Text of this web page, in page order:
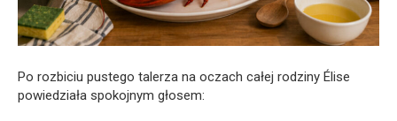
Po rozbiciu pustego talerza na oczach całej rodziny Élise
powiedziała spokojnym głosem: